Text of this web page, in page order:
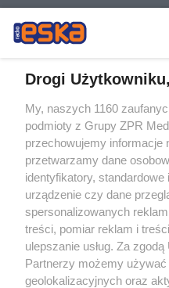
Drogi Użytkowniku,
My, naszych 1160
podmioty z Grupy ZPR
przechowujemy informacje
przetwarzamy dane
identyfikatory,
urządzenie czy dane
spersonalizowanych
treści, pomiar reklam i
ulepszanie usług. Za
Partnerzy możemy używać
geolokalizacyjnych oraz